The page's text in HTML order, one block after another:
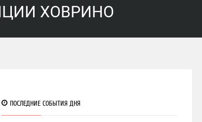
ХОВРИНО
ПОСЛЕДНИЕ СОБЫТИЯ ДНЯ